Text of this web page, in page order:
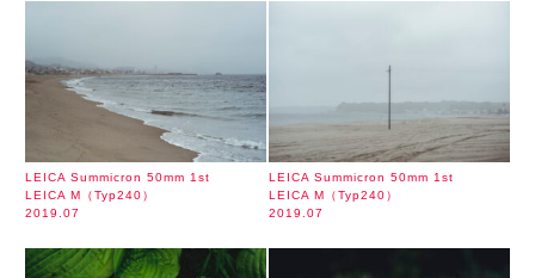
LEICA Summicron 50mm 1st
LEICA M（Typ240）
2019.07
LEICA Summicron 50mm 1st
LEICA M（Typ240）
2019.07